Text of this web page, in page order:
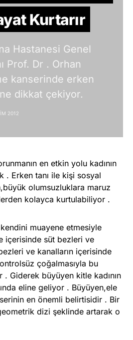
Kurtarır
Hastanesi Genel
Prof. Dr . Orhan
kanserinde erken
dikkat çekiyor.
2012
en etkin yolu kadının
. Erken tanı ile kişi sosyal
olumsuzluklara maruz
kolayca kurtulabiliyor .
muayene etmesiyle
içerisinde süt bezleri ve
ve kanalların içerisinde
çoğalmasıyla bu
. Giderek büyüyen kitle kadının
eline geliyor . Büyüyen,ele
en önemli belirtisidir . Bir
dizi şeklinde artarak o